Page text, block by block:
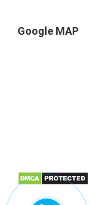
Google MAP